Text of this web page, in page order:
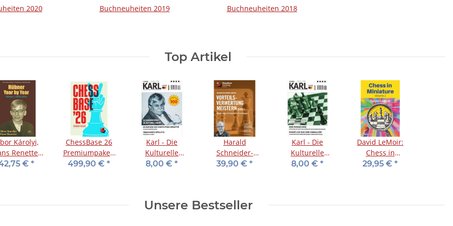
2020 Buchneuheiten 2019 Buchneuheiten 2018
Top Artikel
Károlyi,
Renette:
Year by
€ *
ChessBase 26
Premiumpaket-
Download
499,90 € *
Karl - Die
Kulturelle
Schachzeitung
8,00 € *
Harald
Schneider-
Zinner:
39,90 € *
Karl - Die
Kulturelle
Schachzeitung
8,00 € *
David LeMoir:
Chess in
Miniature - Vol.
29,95 € *
Unsere Bestseller